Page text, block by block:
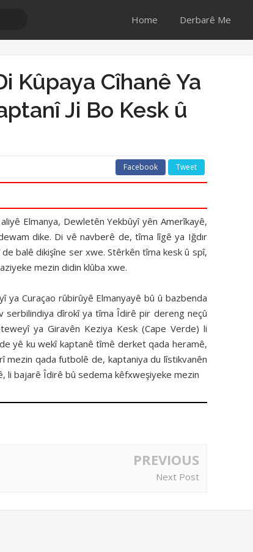
Home Derbarê Me
Kûpaya Cîhanê Ya
Ji Bo Kesk û
Facebook Tweet
Elmanya, Dewletên Yekbûyî yên Amerîkayê,
dike. Di vê navberê de, tîma lîgê ya Iğdır
balê dikişîne ser xwe. Stêrkên tîma kesk û spî,
mezin didin klûba xwe.
Curaçao rûbirûyê Elmanyayê bû û bazbenda
serbilindiya dîrokî ya tîma Îdirê pir dereng neçû
ya Giravên Keziya Kesk (Cape Verde) li
yê ku wekî kaptanê tîmê derket qada heramê,
mezin qada futbolê de, kaptaniya du lîstikvanên
li bajarê Îdirê bû sedema kêfxweşiyeke mezin
PREVIOUS
Next Post